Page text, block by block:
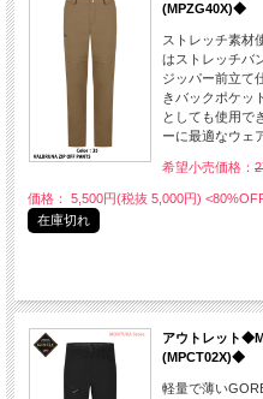
(MPZG40X)◆
ストレッチ素材
はストレッチバ
ジッパー前立て
きバックポケッ
としても使用で
ーに最適なウェ
希望小売価格：
価格： 5,500円(税抜 5,000円)
在庫切れ
アウトレット
(MPCT02X)◆
軽量で薄い